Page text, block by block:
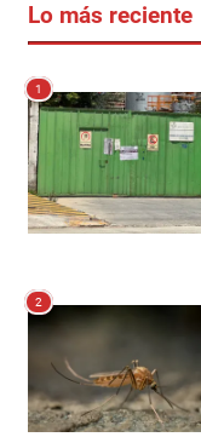
Lo más reciente
1
2